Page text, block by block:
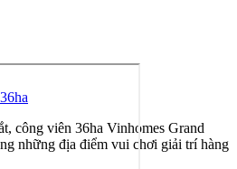
công viên 36ha Vinhomes Grand
những địa điểm vui chơi giải trí hàng